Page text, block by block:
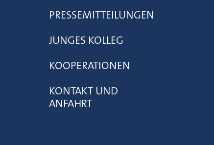
PRESSEMITTEILUNGEN
JUNGES KOLLEG
KOOPERATIONEN
KONTAKT UND
ANFAHRT